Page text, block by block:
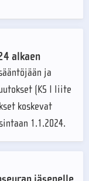
alkaen
ja
(KS I liite
koskevat
1.1.2024.